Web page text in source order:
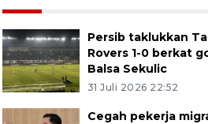
Persib taklukkan
Rovers 1-0 berkat
Balsa Sekulic
31 Juli 2026 22:52
Cegah pekerja